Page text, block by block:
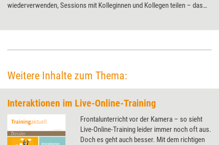
wiederverwenden, Sessions mit Kolleginnen und Kollegen teilen – das
Weitere Inhalte zum Thema:
Interaktionen im Live-Online-Training
Frontalunterricht vor der Kamera – so sieht
Live-Online-Training leider immer noch oft aus.
Doch es geht auch besser. Mit dem richtigen